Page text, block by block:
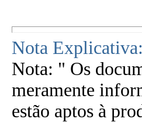
Nota Explicativa:
Nota: " Os
meramente
estão aptos à